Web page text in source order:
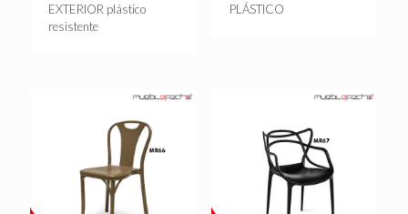
EXTERIOR plástico
resistente
PLÁSTICO